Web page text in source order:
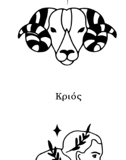
Κριός